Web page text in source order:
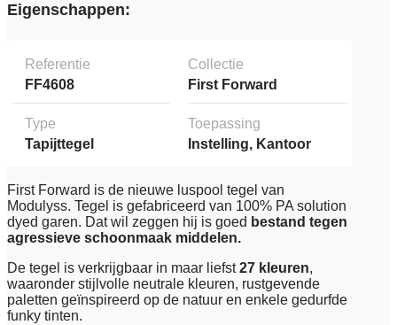
Eigenschappen:
Referentie
FF4608
Collectie
First Forward
Type
Tapijttegel
Toepassing
Instelling, Kantoor
First Forward is de nieuwe luspool tegel van
Modulyss. Tegel is gefabriceerd van 100% PA solution
dyed garen. Dat wil zeggen hij is goed bestand tegen
agressieve schoonmaak middelen.
De tegel is verkrijgbaar in maar liefst27 kleuren,
waaronder stijlvolle neutrale kleuren, rustgevende
paletten geïnspireerd op de natuur en enkele gedurfde
funky tinten.